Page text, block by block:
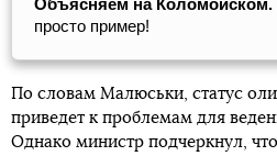
Объясняем на Коломойском.
просто пример!
По словам Малюськи, статус
приведет к проблемам для
Однако министр подчеркнул,